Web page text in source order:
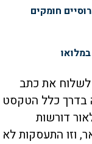
חומקים
לשלוח את כתב
בדרך כלל הטקסט
דורשות
וזו התעסקות לא